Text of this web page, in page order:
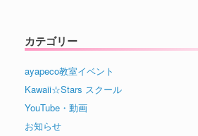
カテゴリー
ayapeco教室イベント
Kawaii☆Stars スクール
YouTube・動画
お知らせ